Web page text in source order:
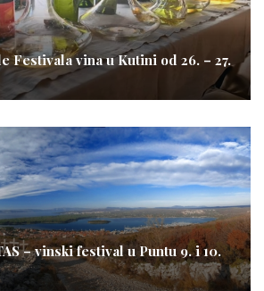
Festivala vina u Kutini od 26. – 27.
– vinski festival u Puntu 9. i 10.